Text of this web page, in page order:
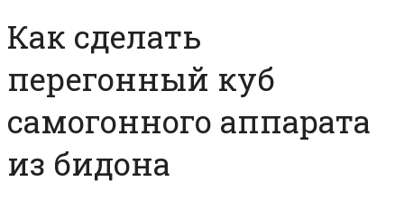
Как сделать
перегонный куб
самогонного аппарата
из бидона